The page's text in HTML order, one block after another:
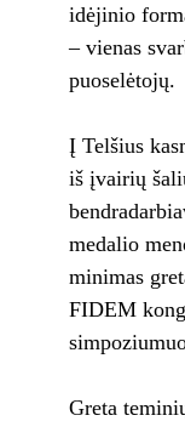
idėjinio
– vienas
puoselėtojų.
Į Telšius
iš įvairių
medalio
minimas
FIDEM
Greta